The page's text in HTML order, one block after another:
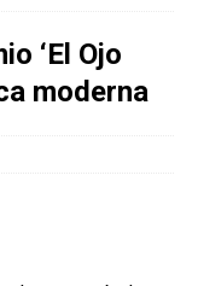
‘El Ojo
moderna